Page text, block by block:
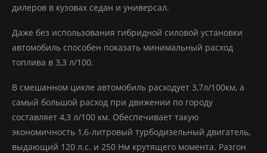
дилеров в кузовах седан и универсал.
Даже без использования гибридной силовой установки
автомобиль способен показать минимальный расход
топлива в 3,3 л/100.
В смешанном цикле автомобиль расходует 3,7л/100км, а
самый большой расход при движении по городу
составляет 4,3 л/100 км. Обеспечивает такую
экономичность 1,6-литровый турбодизельный двигатель,
выдающий 120 л.с. и 250 Нм крутящего момента. Разгон